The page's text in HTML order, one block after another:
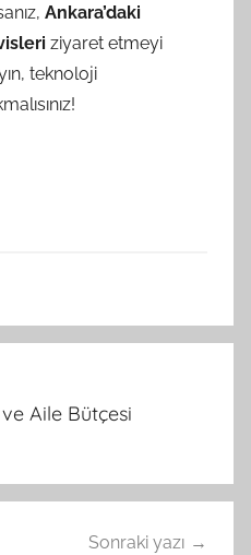
Ankara’daki
ziyaret etmeyi
teknoloji
Aile Bütçesi
Sonraki yazı